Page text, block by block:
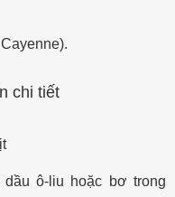
chi tiết
ô-liu hoặc bơ trong